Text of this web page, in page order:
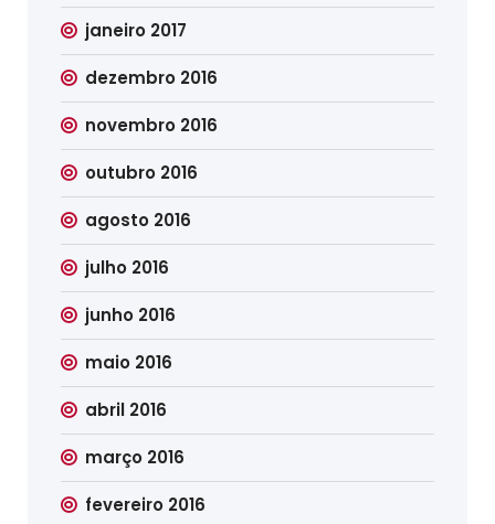
janeiro 2017
dezembro 2016
novembro 2016
outubro 2016
agosto 2016
julho 2016
junho 2016
maio 2016
abril 2016
março 2016
fevereiro 2016